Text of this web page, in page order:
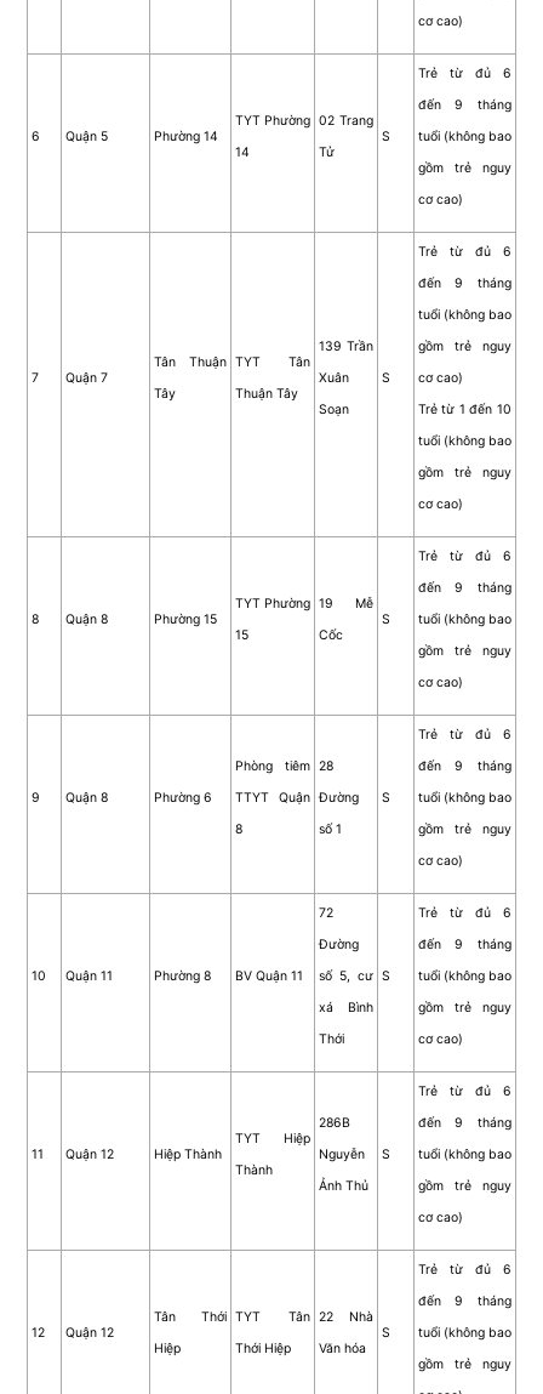
cơ cao)
6 Quận 5 Phường 14
TYT Phường
14
02 Trang
Tử
S
Trẻ từ đủ 6
đến 9 tháng
tuổi (không bao
gồm trẻ nguy
cơ cao)
7 Quận 7
Tân Thuận
Tây
TYT Tân
Thuận Tây
139 Trần
Xuân
Soạn
S
Trẻ từ đủ 6
đến 9 tháng
tuổi (không bao
gồm trẻ nguy
cơ cao)
Trẻ từ 1 đến 10
tuổi (không bao
gồm trẻ nguy
cơ cao)
8 Quận 8 Phường 15
TYT Phường
15
19 Mễ
Cốc
S
Trẻ từ đủ 6
đến 9 tháng
tuổi (không bao
gồm trẻ nguy
cơ cao)
9 Quận 8 Phường 6
Phòng tiêm
TTYT Quận
8
28
Đường
số 1
S
Trẻ từ đủ 6
đến 9 tháng
tuổi (không bao
gồm trẻ nguy
cơ cao)
10 Quận 11 Phường 8 BV Quận 11
72
Đường
số 5, cư
xá Bình
Thới
S
Trẻ từ đủ 6
đến 9 tháng
tuổi (không bao
gồm trẻ nguy
cơ cao)
11 Quận 12 Hiệp Thành
TYT Hiệp
Thành
286B
Nguyễn
Ảnh Thủ
S
Trẻ từ đủ 6
đến 9 tháng
tuổi (không bao
gồm trẻ nguy
cơ cao)
12 Quận 12
Tân Thới
Hiệp
TYT Tân
Thới Hiệp
22 Nhà
Văn hóa
S
Trẻ từ đủ 6
đến 9 tháng
tuổi (không bao
gồm trẻ nguy